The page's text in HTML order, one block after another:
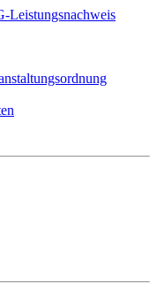
Leistungsnachweis